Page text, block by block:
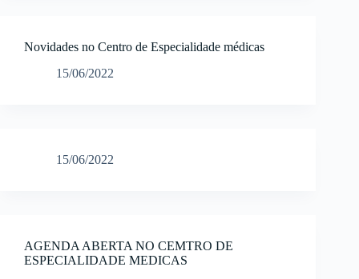
Novidades no Centro de Especialidade médicas
15/06/2022
15/06/2022
AGENDA ABERTA NO CEMTRO DE
ESPECIALIDADE MEDICAS